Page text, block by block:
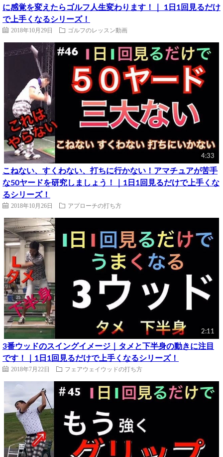
に感覚を変えたらゴルフ人生変わります！｜ 1日1回見るだけ
で上手くなるシリーズ！
2018年10月29日 ゴルフのレッスン動画
4:33
こねない、すくわない、打ちに行かない！アマチュアが苦手
な50ヤードを研究しましょう！｜1日1回見るだけで上手くな
るシリーズ！
2018年10月26日 アプローチの打ち方
2:11
3番ウッドのスイングイメージ｜タメと下半身の動きに注目
です！｜1日1回見るだけで上手くなるシリーズ！
2018年7月22日 フェアウェイウッドの打ち方